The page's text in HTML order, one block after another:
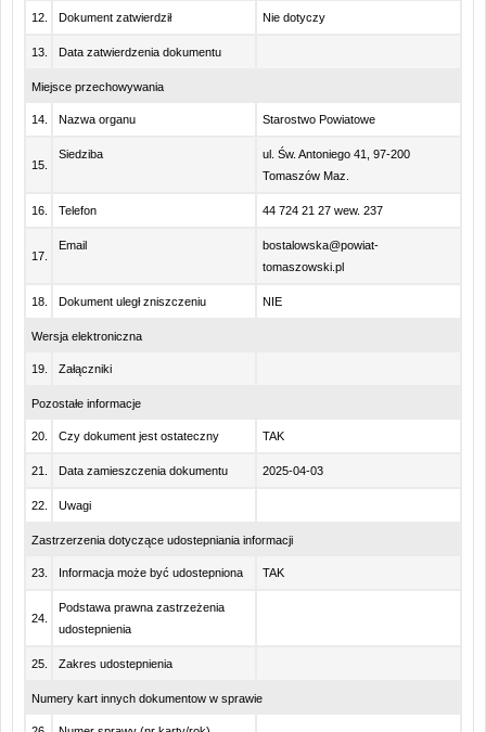
12. Dokument zatwierdził Nie dotyczy
13. Data zatwierdzenia dokumentu
Miejsce przechowywania
14. Nazwa organu Starostwo Powiatowe
15.
Siedziba
ul. Św. Antoniego 41, 97-200
Tomaszów Maz.
16. Telefon 44 724 21 27 wew. 237
17.
Email
bostalowska@powiat-
tomaszowski.pl
18. Dokument uległ zniszczeniu NIE
Wersja elektroniczna
19. Załączniki
Pozostałe informacje
20. Czy dokument jest ostateczny TAK
21. Data zamieszczenia dokumentu 2025-04-03
22. Uwagi
Zastrzerzenia dotyczące udostepniania informacji
23. Informacja może być udostepniona TAK
24.
Podstawa prawna zastrzeżenia
udostepnienia
25. Zakres udostepnienia
Numery kart innych dokumentow w sprawie